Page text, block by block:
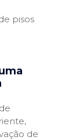
pisos
de